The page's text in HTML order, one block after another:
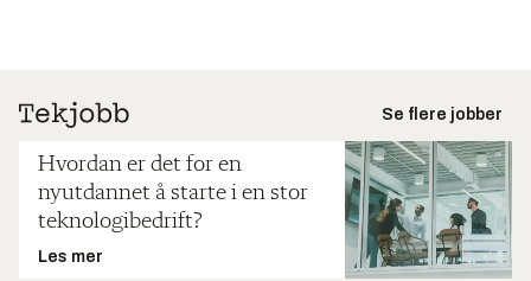
Se flere jobber
Hvordan er det for en
nyutdannet å starte i en stor
teknologibedrift?
Les mer